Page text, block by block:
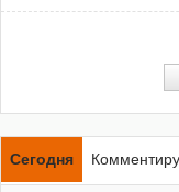
Сегодня